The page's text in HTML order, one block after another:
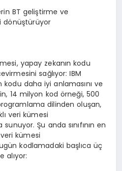
BT geliştirme ve
dönüştürüyor
yapay zekanın kodu
sağlıyor: IBM
kodu daha iyi anlamasını ve
14 milyon kod örneği, 500
dilinden oluşan,
veri kümesi
Şu anda sınıfının en
veri kümesi
kodlamadaki başlıca üç
alıyor: